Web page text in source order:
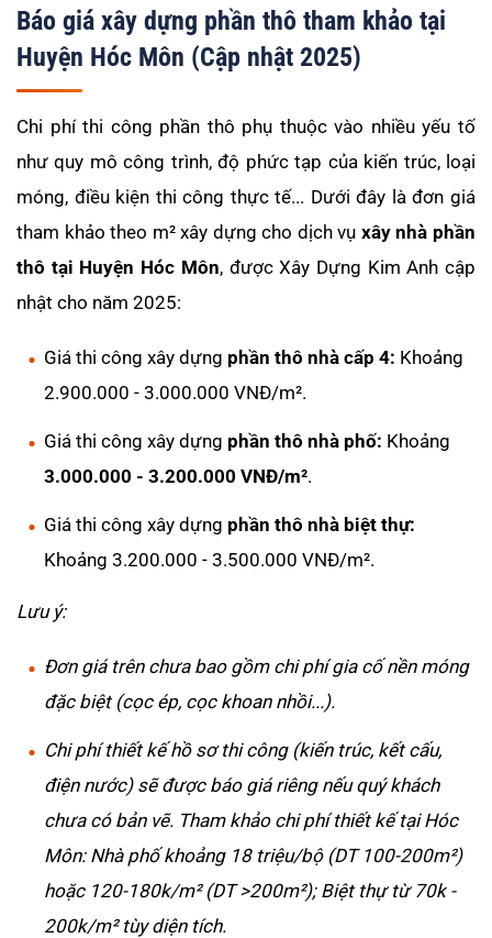
Báo giá xây dựng phần thô tham khảo tại
Huyện Hóc Môn (Cập nhật 2025)
Chi phí thi công phần thô phụ thuộc vào nhiều yếu tố
như quy mô công trình, độ phức tạp của kiến trúc, loại
móng, điều kiện thi công thực tế... Dưới đây là đơn giá
tham khảo theo m² xây dựng cho dịch vụ xây nhà phần
thô tại Huyện Hóc Môn, được Xây Dựng Kim Anh cập
nhật cho năm 2025:
Giá thi công xây dựng phần thô nhà cấp 4: Khoảng
2.900.000 - 3.000.000 VNĐ/m².
Giá thi công xây dựng phần thô nhà phố: Khoảng
3.000.000 - 3.200.000 VNĐ/m².
Giá thi công xây dựng phần thô nhà biệt thự:
Khoảng 3.200.000 - 3.500.000 VNĐ/m².
Lưu ý:
Đơn giá trên chưa bao gồm chi phí gia cố nền móng
đặc biệt (cọc ép, cọc khoan nhồi...).
Chi phí thiết kế hồ sơ thi công (kiến trúc, kết cấu,
điện nước) sẽ được báo giá riêng nếu quý khách
chưa có bản vẽ. Tham khảo chi phí thiết kế tại Hóc
Môn: Nhà phố khoảng 18 triệu/bộ (DT 100-200m²)
hoặc 120-180k/m² (DT >200m²); Biệt thự từ 70k -
200k/m² tùy diện tích.